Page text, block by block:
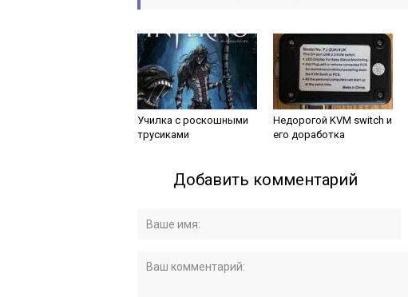
Училка с роскошными
трусиками
Недорогой KVM switch и
его доработка
Добавить комментарий